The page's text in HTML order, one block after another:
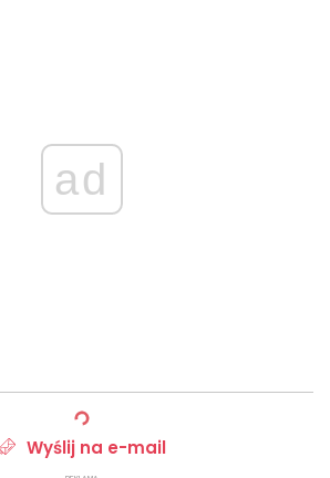
ad
Wyślij na e-mail